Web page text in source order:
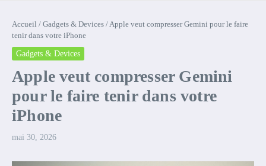
Accueil / Gadgets & Devices /Apple veut compresser Gemini pour le faire
tenir dans votre iPhone
Gadgets & Devices
Apple veut compresser Gemini
pour le faire tenir dans votre
iPhone
mai 30, 2026